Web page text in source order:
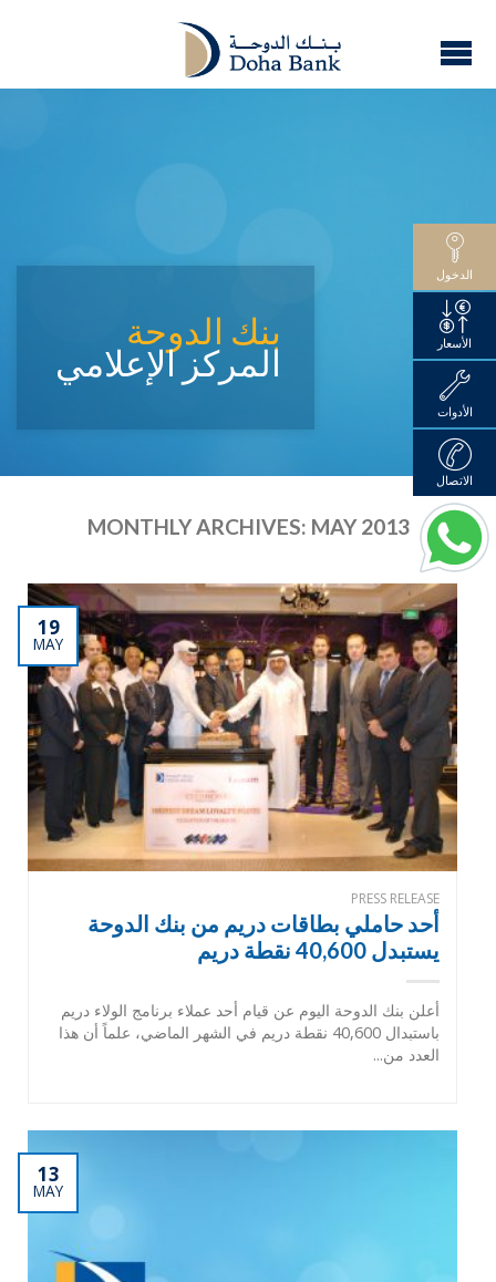
بنك الدوحة
المركز الإعلامي
MONTHLY ARCHIVES: MAY 2013
19
MAY
PRESS RELEASE
أحد حاملي بطاقات دريم من بنك الدوحة
يستبدل 40,600 نقطة دريم
أعلن بنك الدوحة اليوم عن قيام أحد عملاء برنامج الولاء دريم
باستبدال 40,600 نقطة دريم في الشهر الماضي، علماً أن هذا
العدد من...
13
MAY
الدخول
الأسعار
الأدوات
الاتصال